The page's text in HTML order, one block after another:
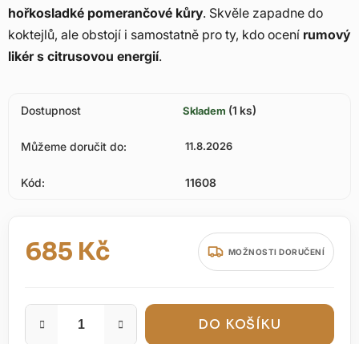
hořkosladké pomerančové kůry. Skvěle zapadne do
koktejlů, ale obstojí i samostatně pro ty, kdo ocení rumový
likér s citrusovou energií.
Dostupnost Skladem (1 ks)
Můžeme doručit do: 11.8.2026
Kód: 11608
685 Kč
Měrná cena:
MOŽNOSTI DORUČENÍ
DO KOŠÍKU